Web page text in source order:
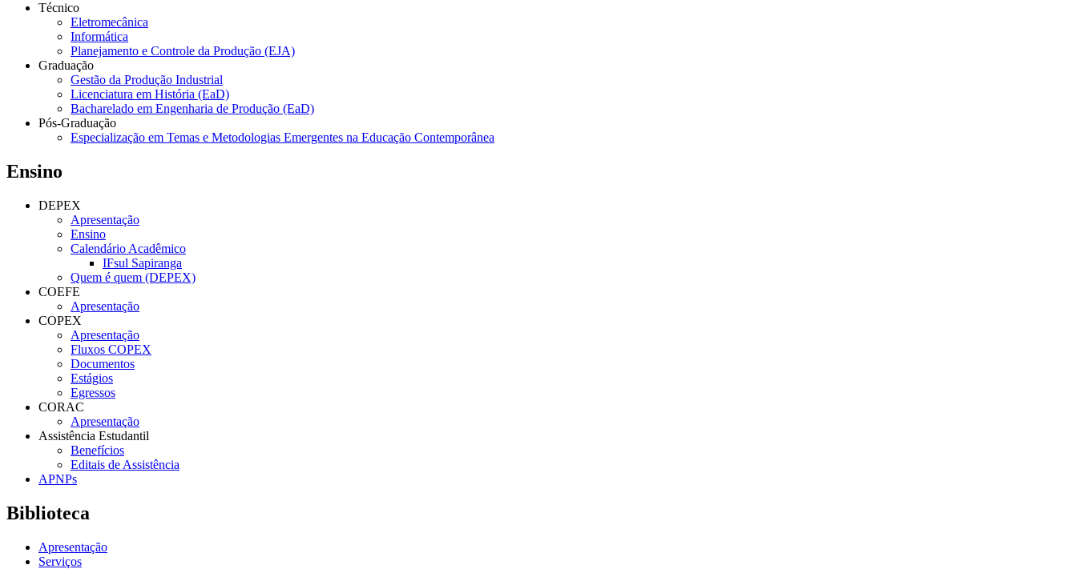
Técnico
Eletromecânica
Informática
Planejamento e Controle da Produção (EJA)
Graduação
Gestão da Produção Industrial
Licenciatura em História (EaD)
Bacharelado em Engenharia de Produção (EaD)
Pós-Graduação
Especialização em Temas e Metodologias Emergentes na Educação Contemporânea
Ensino
DEPEX
Apresentação
Ensino
Calendário Acadêmico
IFsul Sapiranga
Quem é quem (DEPEX)
COEFE
Apresentação
COPEX
Apresentação
Fluxos COPEX
Documentos
Estágios
Egressos
CORAC
Apresentação
Assistência Estudantil
Benefícios
Editais de Assistência
APNPs
Biblioteca
Apresentação
Serviços